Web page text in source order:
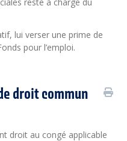
lui verser une prime de
pour l’emploi.
droit commun
droit au congé applicable